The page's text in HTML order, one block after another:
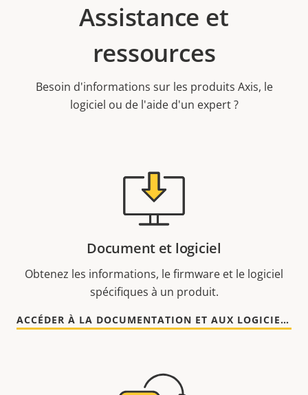
Assistance et
ressources
Besoin d'informations sur les produits Axis, le
logiciel ou de l'aide d'un expert ?
Document et logiciel
Obtenez les informations, le firmware et le logiciel
spécifiques à un produit.
ACCÉDER À LA DOCUMENTATION ET AUX LOGICIELS